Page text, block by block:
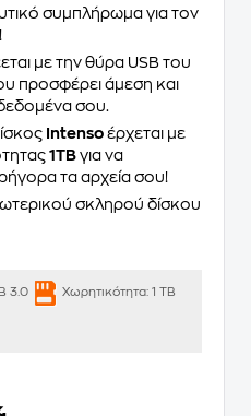
συμπλήρωμα για τον
με την θύρα USB του
προσφέρει άμεση και
σου.
Intenso έρχεται με
1TB για να
τα αρχεία σου!
σκληρού δίσκου
3.0 Χωρητικότητα: 1 TB